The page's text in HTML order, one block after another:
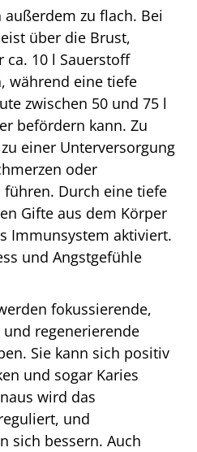
zu flach. Bei
über die Brust,
10 l Sauerstoff
während eine tiefe
zwischen 50 und 75 l
befördern kann. Zu
einer Unterversorgung
oder
Durch eine tiefe
Gifte aus dem Körper
Immunsystem aktiviert.
und Angstgefühle
fokussierende,
regenerierende
Sie kann sich positiv
und sogar Karies
wird das
und
sich bessern. Auch